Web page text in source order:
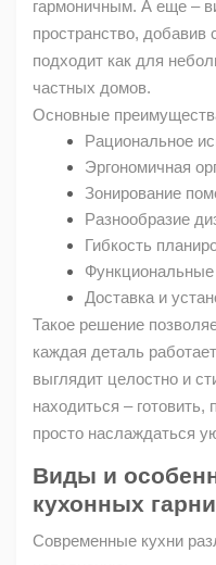
гармоничным. А еще –
пространство, добавив
подходит как для
частных домов.
Основные
Рациональное
Эргономичная
Зонирование
Разнообразие
Гибкость
Доставка и
Такое решение
каждая деталь
выглядит целостно и
находиться –
просто наслаждаться
Виды и
кухонных
Современные кухни